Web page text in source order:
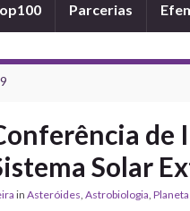
Parcerias
de
Solar
in Asteróides, Astrobiologia,